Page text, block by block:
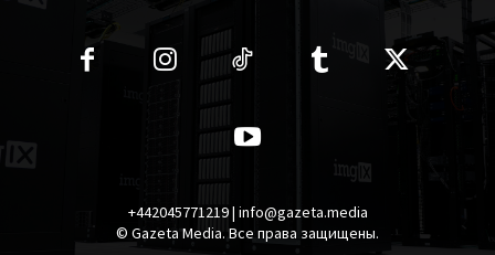
+442045771219 | info@gazeta.media
© Gazeta Media. Все права защищены.